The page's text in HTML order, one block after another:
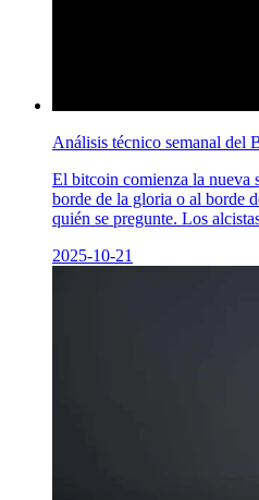
Análisis técnico semanal del
El bitcoin comienza la nueva
borde de la gloria o al borde
quién se pregunte. Los
2025-10-21